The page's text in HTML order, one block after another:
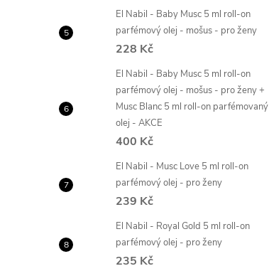
El Nabil - Baby Musc 5 ml roll-on
parfémový olej - mošus - pro ženy
228 Kč
El Nabil - Baby Musc 5 ml roll-on
parfémový olej - mošus - pro ženy +
Musc Blanc 5 ml roll-on parfémovaný
olej - AKCE
400 Kč
El Nabil - Musc Love 5 ml roll-on
parfémový olej - pro ženy
239 Kč
El Nabil - Royal Gold 5 ml roll-on
parfémový olej - pro ženy
235 Kč